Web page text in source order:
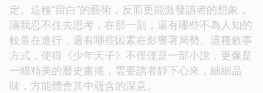
定。這種“留白”的藝術，反而更能激發讀者的想象，
讓我忍不住去思考，在那一刻，還有哪些不為人知的
較量在進行，還有哪些因素在影響著局勢。這種敘事
方式，使得《少年天子》不僅僅是一部小說，更像是
一幅精美的曆史畫捲，需要讀者靜下心來，細細品
味，方能體會其中蘊含的深意。